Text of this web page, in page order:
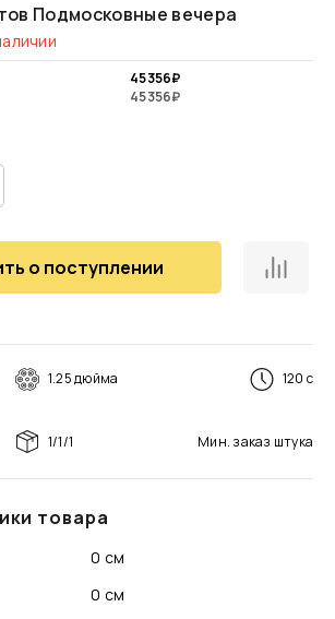
Подмосковные вечера
45 356₽
45 356₽
о поступлении
товара
0 см
0 см
1.25 дюйма 120 с
1/1/1 Мин. заказ штука